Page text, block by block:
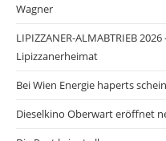
Wagner
LIPIZZANER-ALMABTRIEB
Lipizzanerheimat
Bei Wien Energie haperts
Dieselkino Oberwart eröffnet